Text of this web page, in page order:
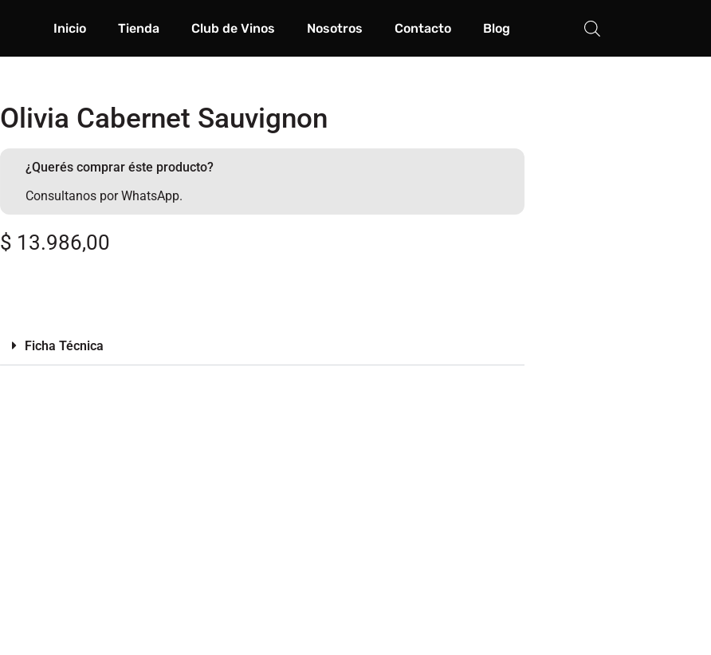
Inicio Tienda Club de Vinos Nosotros Contacto Blog
Olivia Cabernet Sauvignon
¿Querés comprar éste producto?
Consultanos por WhatsApp.
$ 13.986,00
Ficha Técnica